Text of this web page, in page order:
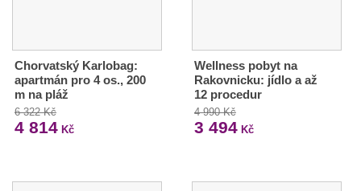
Chorvatský Karlobag:
apartmán pro 4 os., 200
m na pláž
6 322 Kč
4 814 Kč
Wellness pobyt na
Rakovnicku: jídlo a až
12 procedur
4 990 Kč
3 494Kč